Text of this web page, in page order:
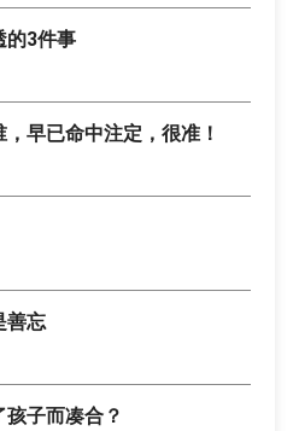
的3件事
早已命中注定，很准！
善忘
子而凑合？